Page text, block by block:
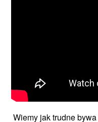
Wiemy jak trudne